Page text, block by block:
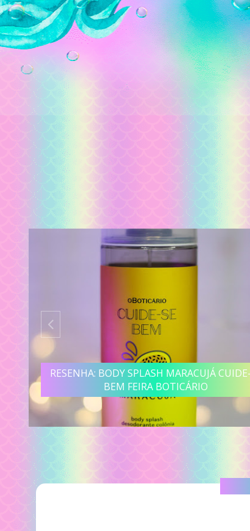
RESENHA: BODY SPLASH MARACUJÁ
BEM FEIRA BOTICÁRIO